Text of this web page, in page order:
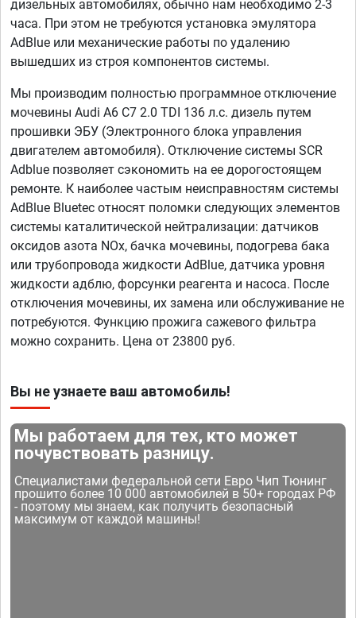
дизельных автомобилях, обычно нам необходимо 2-3
часа. При этом не требуются установка эмулятора
AdBlue или механические работы по удалению
вышедших из строя компонентов системы.
Мы производим полностью программное отключение
мочевины Audi A6 C7 2.0 TDI 136 л.с. дизель путем
прошивки ЭБУ (Электронного блока управления
двигателем автомобиля). Отключение системы SCR
Adblue позволяет сэкономить на ее дорогостоящем
ремонте. К наиболее частым неисправностям системы
AdBlue Bluetec относят поломки следующих элементов
системы каталитической нейтрализации: датчиков
оксидов азота NOx, бачка мочевины, подогрева бака
или трубопровода жидкости AdBlue, датчика уровня
жидкости адблю, форсунки реагента и насоса. После
отключения мочевины, их замена или обслуживание не
потребуются. Функцию прожига сажевого фильтра
можно сохранить. Цена от 23800 руб.
Вы не узнаете ваш автомобиль!
Мы работаем для тех, кто может
почувствовать разницу.
Специалистами федеральной сети Евро Чип Тюнинг
прошито более 10 000 автомобилей в 50+ городах РФ
- поэтому мы знаем, как получить безопасный
максимум от каждой машины!